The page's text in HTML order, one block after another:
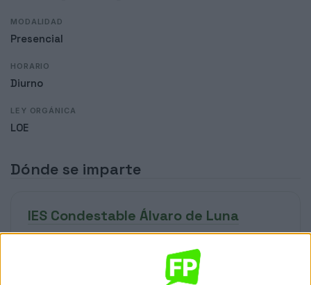
MODALIDAD
Presencial
HORARIO
Diurno
LEY ORGÁNICA
LOE
Dónde se imparte
IES Condestable Álvaro de Luna
Sede